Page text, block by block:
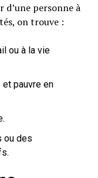
d’une personne à
on trouve :
ou à la vie
pauvre en
ou des